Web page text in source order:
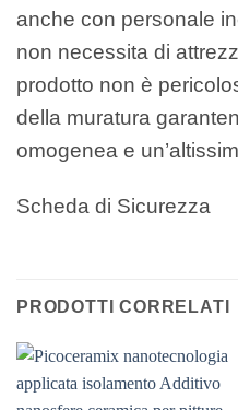
anche con personale
non necessita di
prodotto non è
della muratura
omogenea e
Scheda di Sicurezza
PRODOTTI CORRELATI